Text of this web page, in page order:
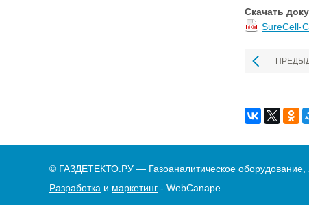
Скачать
SureCell-
© ГАЗДЕТЕКТО.РУ — Газоаналитическое оборудование,
Разработка и маркетинг - WebCanape